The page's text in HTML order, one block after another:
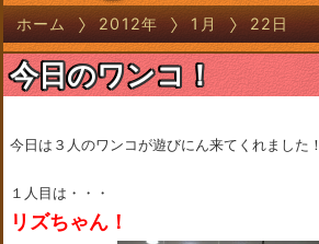
ホーム 2012年 1月 22日
今日のワンコ！
今日は３人のワンコが遊びにん来てくれました！
１人目は・・・
リズちゃん！